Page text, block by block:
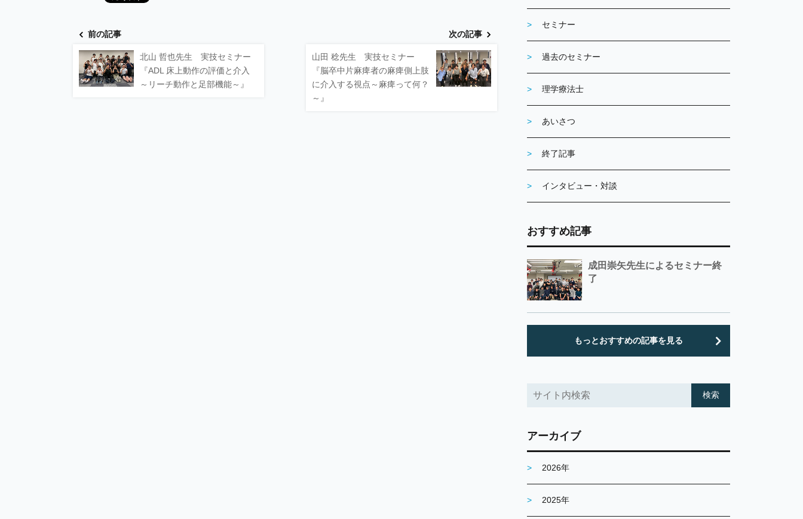
前の記事
北山 哲也先生 実技セミナー
『ADL 床上動作の評価と介入
～リーチ動作と足部機能～』
次の記事
山田 稔先生 実技セミナー
『脳卒中片麻痺者の麻痺側上肢
に介入する視点～麻痺って何？
～』
セミナー
過去のセミナー
理学療法士
あいさつ
終了記事
インタビュー・対談
おすすめ記事
成田崇矢先生によるセミナー終
了
もっとおすすめの記事を見る
アーカイブ
2026年
2025年